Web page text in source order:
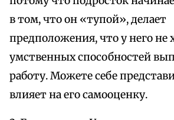
в том, что он «тупой», делает
предположения, что у него не
умственных способностей
работу. Можете себе
влияет на его самооценку.